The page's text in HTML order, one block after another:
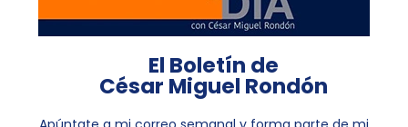
El Boletín de
César Miguel Rondón